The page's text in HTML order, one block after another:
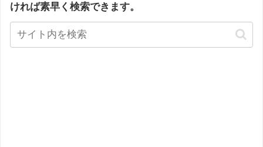
ければ素早く検索できます。